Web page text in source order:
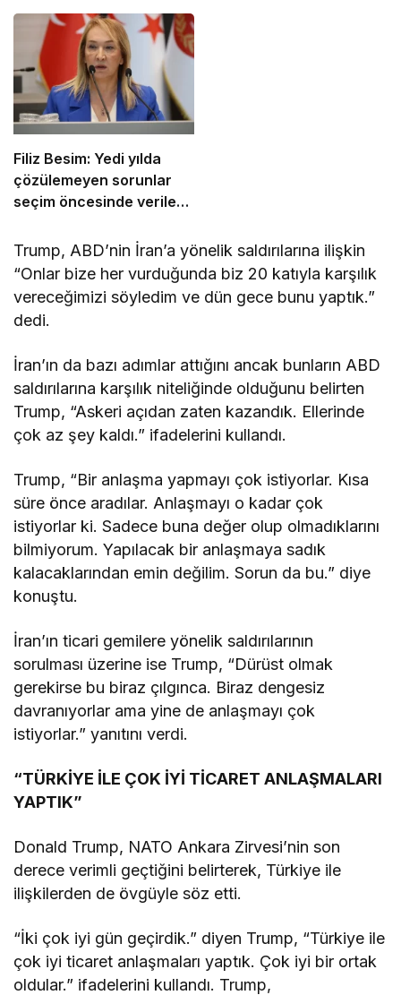
Filiz Besim: Yedi yılda
çözülemeyen sorunlar
seçim öncesinde verilen
Trump, ABD’nin İran’a yönelik saldırılarına ilişkin
“Onlar bize her vurduğunda biz 20 katıyla karşılık
vereceğimizi söyledim ve dün gece bunu yaptık.”
dedi.
İran’ın da bazı adımlar attığını ancak bunların ABD
saldırılarına karşılık niteliğinde olduğunu belirten
Trump, “Askeri açıdan zaten kazandık. Ellerinde
çok az şey kaldı.” ifadelerini kullandı.
Trump, “Bir anlaşma yapmayı çok istiyorlar. Kısa
süre önce aradılar. Anlaşmayı o kadar çok
istiyorlar ki. Sadece buna değer olup olmadıklarını
bilmiyorum. Yapılacak bir anlaşmaya sadık
kalacaklarından emin değilim. Sorun da bu.” diye
konuştu.
İran’ın ticari gemilere yönelik saldırılarının
sorulması üzerine ise Trump, “Dürüst olmak
gerekirse bu biraz çılgınca. Biraz dengesiz
davranıyorlar ama yine de anlaşmayı çok
istiyorlar.” yanıtını verdi.
“TÜRKİYE İLE ÇOK İYİ TİCARET ANLAŞMALARI
YAPTIK”
Donald Trump, NATO Ankara Zirvesi’nin son
derece verimli geçtiğini belirterek, Türkiye ile
ilişkilerden de övgüyle söz etti.
“İki çok iyi gün geçirdik.” diyen Trump, “Türkiye ile
çok iyi ticaret anlaşmaları yaptık. Çok iyi bir ortak
oldular.” ifadelerini kullandı. Trump,